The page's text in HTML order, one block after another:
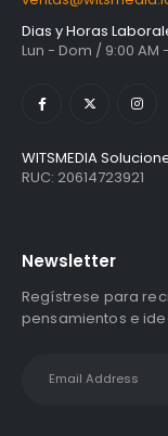
Dias y Horas
Lun - Dom / 9:00 AM
WITSMEDIA
RUC: 20614723921
Newsletter
Regístrese para
pensamientos e